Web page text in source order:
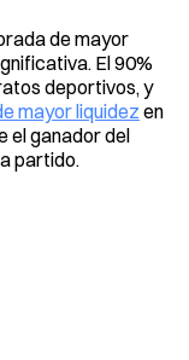
de mayor
El 90%
deportivos, y
mayor liquidez en
el ganador del
partido.